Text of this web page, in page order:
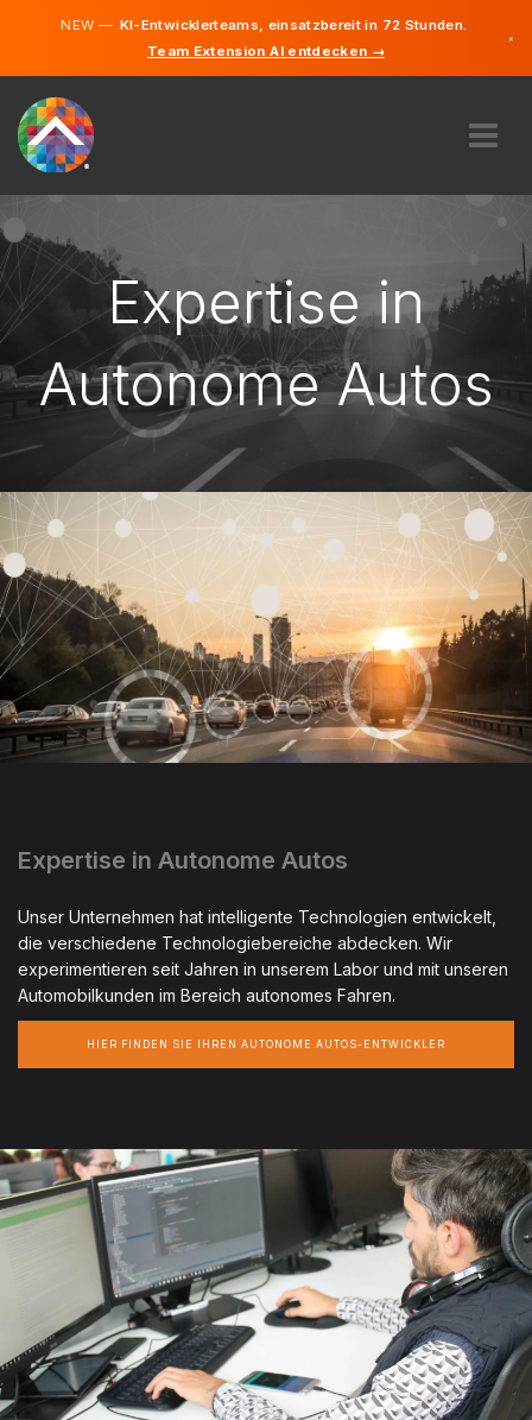
NEW —KI-Entwicklerteams, einsatzbereit in 72 Stunden.
Team Extension AI entdecken →
×
EXPERTISE
WIE FUNKTIONIERT ES?
KARRIERE
FINDEN
DEUTSCHLAND
STARTEN SIE JETZT
Expertise in
Autonome Autos
Expertise in Autonome Autos
Unser Unternehmen hat intelligente Technologien entwickelt,
die verschiedene Technologiebereiche abdecken. Wir
experimentieren seit Jahren in unserem Labor und mit unseren
Automobilkunden im Bereich autonomes Fahren.
HIER FINDEN SIE IHREN AUTONOME AUTOS-ENTWICKLER